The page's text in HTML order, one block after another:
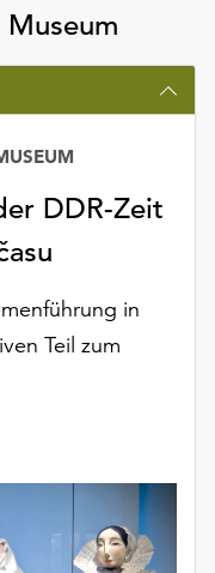
DDR-Zeit
in
Teil zum